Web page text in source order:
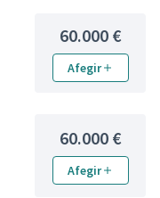
60.000 €
Afegir
60.000 €
Afegir